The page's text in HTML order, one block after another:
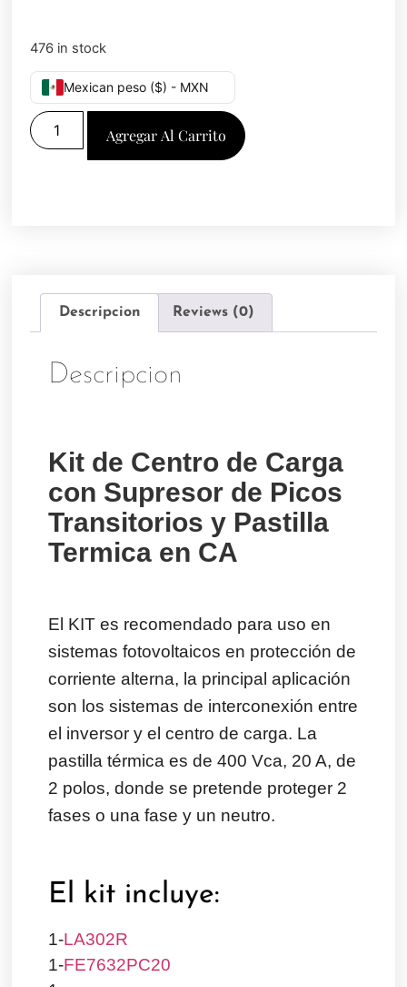
476 in stock
Mexican peso ($) - MXN
Agregar Al Carrito
Descripcion Reviews (0)
Descripcion
Kit de Centro de Carga
con Supresor de Picos
Transitorios y Pastilla
Termica en CA
El KIT es recomendado para uso en
sistemas fotovoltaicos en protección de
corriente alterna, la principal aplicación
son los sistemas de interconexión entre
el inversor y el centro de carga. La
pastilla térmica es de 400 Vca, 20 A, de
2 polos, donde se pretende proteger 2
fases o una fase y un neutro.
El kit incluye:
1-LA302R
1-FE7632PC20